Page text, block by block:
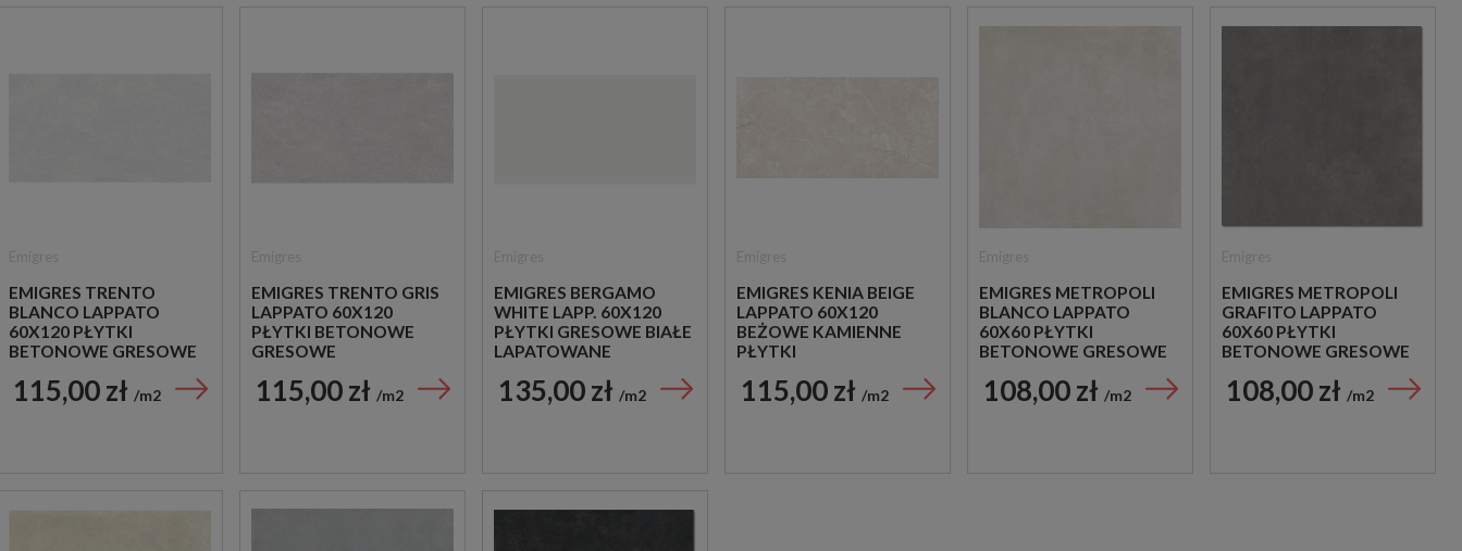
EMIGRES TRENTO
BLANCO LAPPATO
60X120 PŁYTKI
BETONOWE GRESOWE
115,00 zł m2
EMIGRES TRENTO GRIS
LAPPATO 60X120
PŁYTKI BETONOWE
GRESOWE
115,00 zł m2
EMIGRES BERGAMO
WHITE LAPP. 60X120
PŁYTKI GRESOWE BIAŁE
LAPATOWANE
135,00 zł m2
EMIGRES KENIA BEIGE
LAPPATO 60X120
BEŻOWE KAMIENNE
PŁYTKI
115,00 zł m2
EMIGRES METROPOLI
BLANCO LAPPATO
60X60 PŁYTKI
BETONOWE GRESOWE
108,00 zł m2
EMIGRES METROPOLI
GRAFITO LAPPATO
60X60 PŁYTKI
BETONOWE GRESOWE
108,00 zł m2